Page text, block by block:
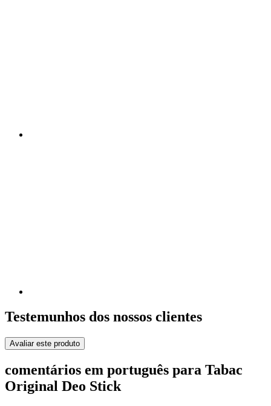
Testemunhos dos nossos clientes
Avaliar este produto
comentários em português para Tabac
Original Deo Stick